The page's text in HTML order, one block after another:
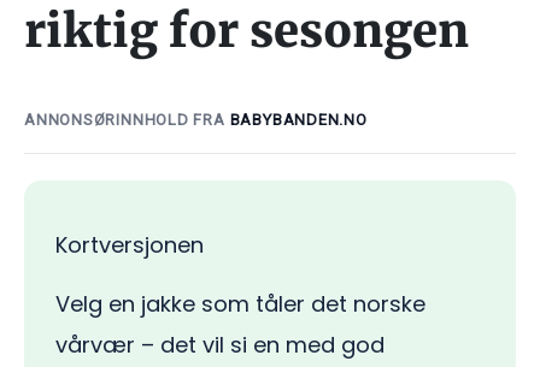
riktig for sesongen
ANNONSØRINNHOLD FRA BABYBANDEN.NO
Kortversjonen
Velg en jakke som tåler det norske
vårvær – det vil si en med god